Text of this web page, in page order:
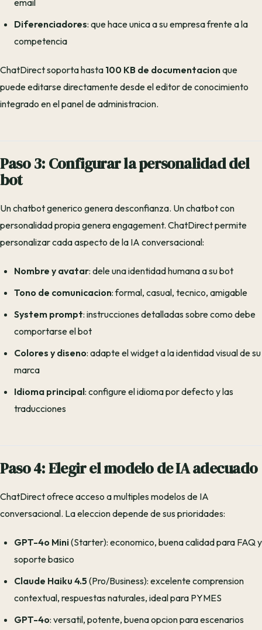
email
Diferenciadores: que hace unica a su empresa frente a la
competencia
ChatDirect soporta hasta 100 KB de documentacionque
puede editarse directamente desde el editor de conocimiento
integrado en el panel de administracion.
Paso 3: Configurar la personalidad del
bot
Un chatbot generico genera desconfianza. Un chatbot con
personalidad propia genera engagement. ChatDirect permite
personalizar cada aspecto de la IA conversacional:
Nombre y avatar: dele una identidad humana a su bot
Tono de comunicacion: formal, casual, tecnico, amigable
System prompt: instrucciones detalladas sobre como debe
comportarse el bot
Colores y diseno: adapte el widget a la identidad visual de su
marca
Idioma principal: configure el idioma por defecto y las
traducciones
Paso 4: Elegir el modelo de IA adecuado
ChatDirect ofrece acceso a multiples modelos de IA
conversacional. La eleccion depende de sus prioridades:
GPT-4o Mini(Starter): economico, buena calidad para FAQ y
soporte basico
Claude Haiku 4.5 (Pro/Business): excelente comprension
contextual, respuestas naturales, ideal para PYMES
GPT-4o: versatil, potente, buena opcion para escenarios